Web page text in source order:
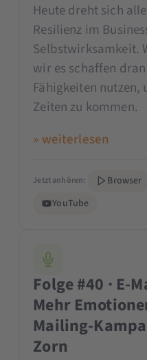
Heute dreht sich
Resilienz im
Selbstwirksamkeit.
wir es schaffen
Fähigkeiten
Zeiten zu kommen.
» weiterlesen
Jetzt anhören: Browser
YouTube
Folge #40 · E-
Mehr
Mailing-
Zorn